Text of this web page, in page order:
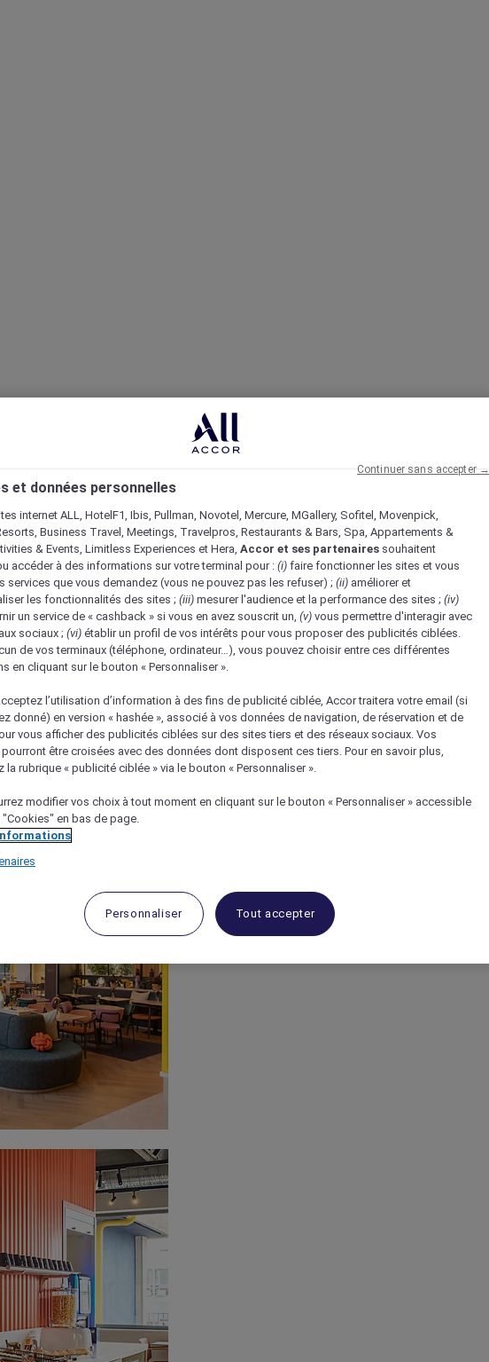
et données personnelles
internet ALL, HotelF1, Ibis, Pullman, Novotel, Mercure, MGallery, Sofitel, Movenpick,
Business Travel, Meetings, Travelpros, Restaurants & Bars, Spa, Appartements &
& Events, Limitless Experiences et Hera, Accor et ses partenaires souhaitent
accéder à des informations sur votre terminal pour : (i) faire fonctionner les sites et vous
services que vous demandez (vous ne pouvez pas les refuser) ; (ii) améliorer et
les fonctionnalités des sites ; (iii) mesurer l'audience et la performance des sites ; (iv)
un service de « cashback » si vous en avez souscrit un, (v) vous permettre d'interagir avec
sociaux ; (vi) établir un profil de vos intérêts pour vous proposer des publicités ciblées.
de vos terminaux (téléphone, ordinateur…), vous pouvez choisir entre ces différentes
en cliquant sur le bouton « Personnaliser ».
l’utilisation d’information à des fins de publicité ciblée, Accor traitera votre email (si
donné) en version « hashée », associé à vos données de navigation, de réservation et de
vous afficher des publicités ciblées sur des sites tiers et des réseaux sociaux. Vos
être croisées avec des données dont disposent ces tiers. Pour en savoir plus,
la rubrique « publicité ciblée » via le bouton « Personnaliser ».
modifier vos choix à tout moment en cliquant sur le bouton « Personnaliser » accessible
"Cookies" en bas de page.
Personnaliser Tout accepter
Continuer sans accepter →